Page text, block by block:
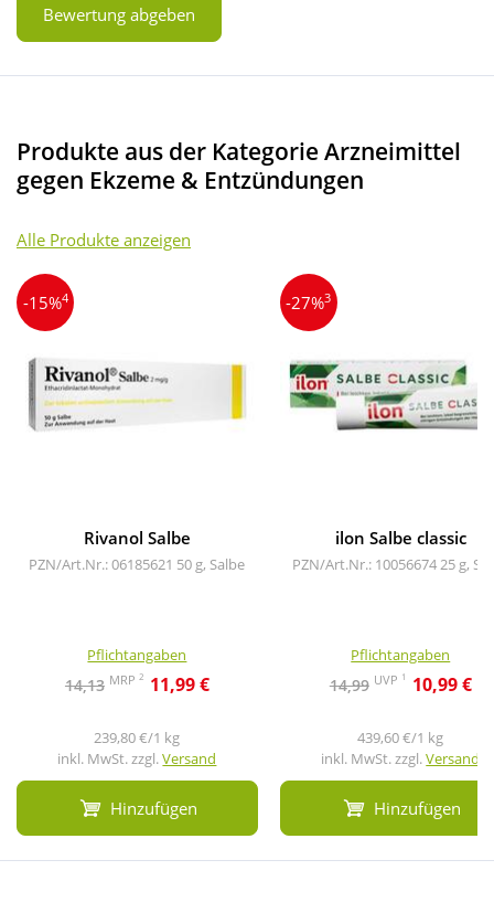
Bewertung abgeben
Produkte aus der Kategorie Arzneimittel
gegen Ekzeme & Entzündungen
Alle Produkte anzeigen
-15%4
Rivanol Salbe
PZN/Art.Nr.: 06185621 50 g, Salbe
Pflichtangaben
14,13 MRP 2 11,99 €
239,80 €/1 kg
inkl. MwSt. zzgl.Versand
Hinzufügen
-27%3
ilon Salbe classic
PZN/Art.Nr.: 10056674 25 g,
Pflichtangaben
14,99 UVP 1 10,99 €
439,60 €/1 kg
inkl. MwSt. zzgl.Versand
Hinzufügen